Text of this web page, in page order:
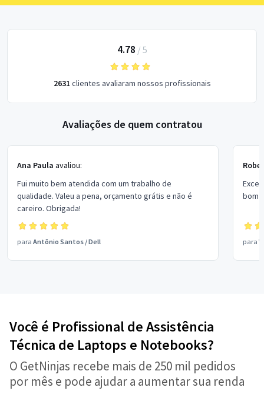
4.78 / 5
2631 clientes avaliaram nossos profissionais
Avaliações de quem contratou
Ana Paula avaliou:
Fui muito bem atendida com um trabalho de
qualidade. Valeu a pena, orçamento grátis e não é
careiro. Obrigada!
para Antônio Santos /Dell
bom
para
Você é Profissional de Assistência
Técnica de Laptops e Notebooks?
O GetNinjas recebe mais de 250 mil pedidos
por mês e pode ajudar a aumentar sua renda